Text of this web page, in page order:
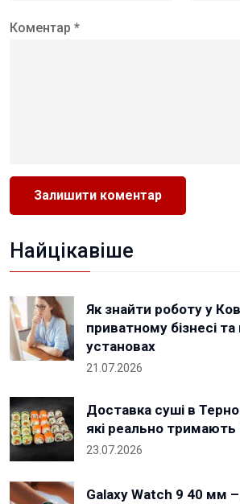
Коментар *
Найцікавіше
Як знайти роботу у
приватному бізнесі та
установах
21.07.2026
Доставка суші в
які реально тримають
23.07.2026
Galaxy Watch 9 40 мм